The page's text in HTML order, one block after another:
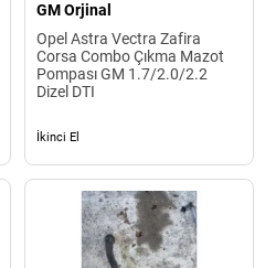
GM Orjinal
Opel Astra Vectra Zafira
Corsa Combo Çıkma Mazot
Pompası GM 1.7/2.0/2.2
Dizel DTI
İkinci El